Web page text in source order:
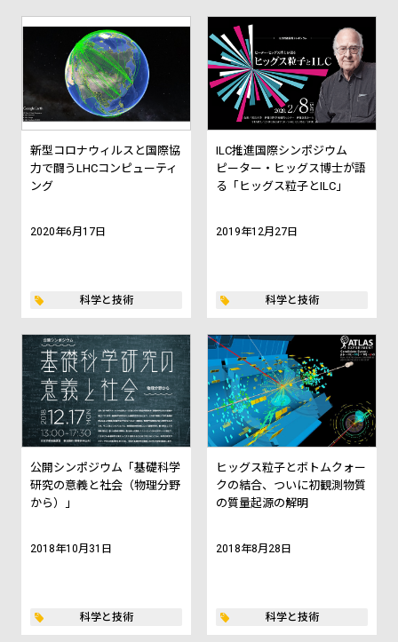
新型コロナウィルスと国際協
力で闘うLHCコンピューティ
ング
2020年6月17日
科学と技術
ILC推進国際シンポジウム
ピーター・ヒッグス博士が語
る「ヒッグス粒子とILC」
2019年12月27日
科学と技術
公開シンポジウム「基礎科学
研究の意義と社会（物理分野
から）」
2018年10月31日
科学と技術
ヒッグス粒子とボトムクォー
クの結合、ついに初観測物質
の質量起源の解明
2018年8月28日
科学と技術